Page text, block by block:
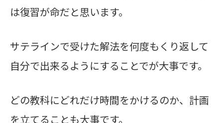
は復習が命だと思います。
サテラインで受けた解法を何度もくり返して
自分で出来るようにすることでが大事です。
どの教科にどれだけ時間をかけるのか、計画
を立てることも大事です。